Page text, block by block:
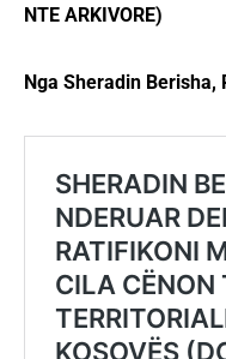
NTE ARKIVORE)
Nga Sheradin